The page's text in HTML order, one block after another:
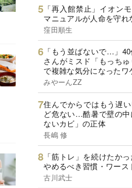
「再入館禁止」イオン
マニュアルが人命を守れ
窪田順生
「もう並ばないで…」
さんがミスド「もっち
で複雑な気分になったワ
みやーんZZ
住んでからではもう遅
ど危ない…酷暑で壁の中
ないカビ」の正体
長嶋 修
「筋トレ」を続けたか
やめるべき習慣・ワース
古川武士